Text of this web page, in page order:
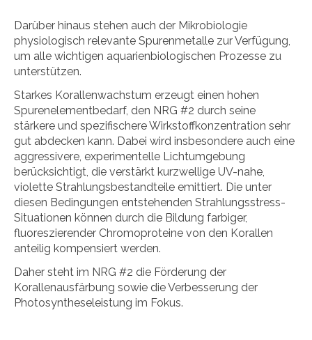
Darüber hinaus stehen auch der Mikrobiologie
physiologisch relevante Spurenmetalle zur Verfügung,
um alle wichtigen aquarienbiologischen Prozesse zu
unterstützen.
Starkes Korallenwachstum erzeugt einen hohen
Spurenelementbedarf, den NRG #2 durch seine
stärkere und spezifischere Wirkstoffkonzentration sehr
gut abdecken kann. Dabei wird insbesondere auch eine
aggressivere, experimentelle Lichtumgebung
berücksichtigt, die verstärkt kurzwellige UV-nahe,
violette Strahlungsbestandteile emittiert. Die unter
diesen Bedingungen entstehenden Strahlungsstress-
Situationen können durch die Bildung farbiger,
fluoreszierender Chromoproteine von den Korallen
anteilig kompensiert werden.
Daher steht im NRG #2 die Förderung der
Korallenausfärbung sowie die Verbesserung der
Photosyntheseleistung im Fokus.